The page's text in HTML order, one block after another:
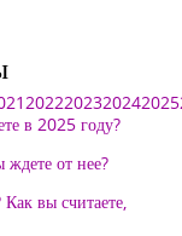
2022202320242025
в 2025 году?
от нее?
вы считаете,